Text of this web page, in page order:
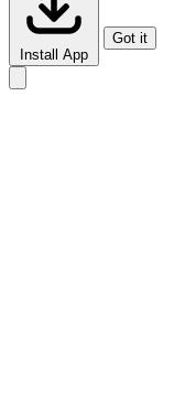
Install App
Got it